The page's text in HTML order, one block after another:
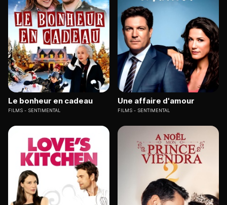
Le bonheur en cadeau
FILMS SENTIMENTAL
Une affaire d'amour
FILMS SENTIMENTAL